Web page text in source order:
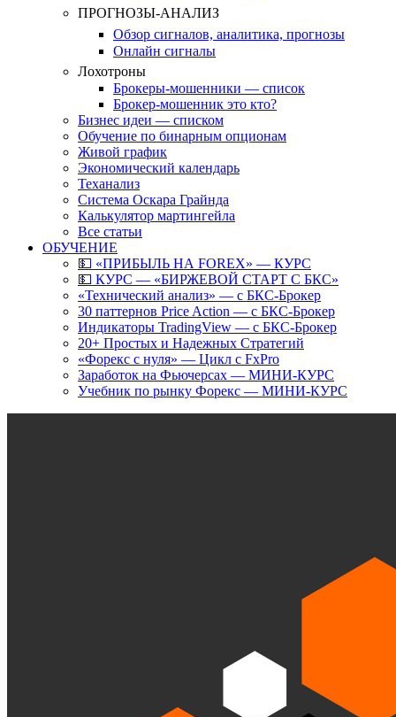
ПРОГНОЗЫ-АНАЛИЗ
Обзор сигналов, аналитика, прогнозы
Онлайн сигналы
Лохотроны
Брокеры-мошенники — список
Брокер-мошенник это кто?
Бизнес идеи — списком
Обучение по бинарным опционам
Живой график
Экономический календарь
Теханализ
Система Оскара Грайнда
Калькулятор мартингейла
Все статьи
ОБУЧЕНИЕ
💵 «ПРИБЫЛЬ НА FOREX» — КУРС
💵 КУРС — «БИРЖЕВОЙ СТАРТ С БКС»
«Технический анализ» — с БКС-Брокер
30 паттернов Price Action — с БКС-Брокер
Индикаторы TradingView — с БКС-Брокер
20+ Простых и Надежных Стратегий
«Форекс с нуля» — Цикл с FxPro
Заработок на Фьючерсах — МИНИ-КУРС
Учебник по рынку Форекс — МИНИ-КУРС